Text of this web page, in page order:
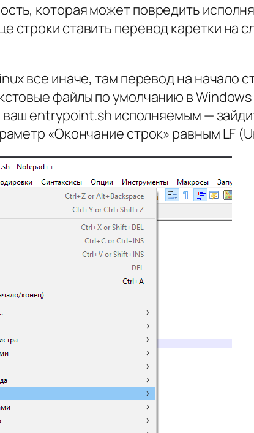
которая может повредить
строки ставить перевод каретки на
все иначе, там перевод на начало
файлы по умолчанию в
ваш entrypoint.sh исполняемым —
«Окончание строк» равным LF